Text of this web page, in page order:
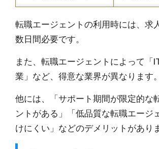
転職エージェントの利用時には、求
数日間必要です。
また、転職エージェントによって「
業」など、得意な業界が異なります。
他には、「サポート期間が限定的な
ントがある」「低品質な転職エージ
けにくい」などのデメリットがあり